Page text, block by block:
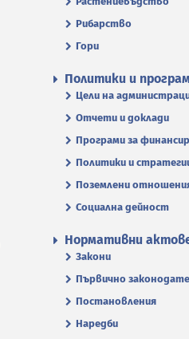
Рибарство
Гори
Политики и
Цели на
Отчети и доклади
Програми за
Политики и
Поземлени
Социална дейност
Нормативни
Закони
Първично
Постановления
Наредби